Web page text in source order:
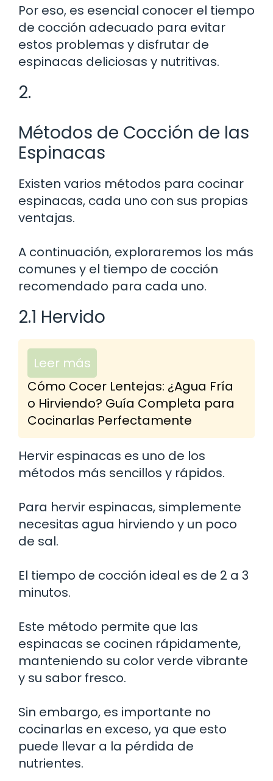
Por eso, es esencial conocer el tiempo
de cocción adecuado para evitar
estos problemas y disfrutar de
espinacas deliciosas y nutritivas.
2.
Métodos de Cocción de las
Espinacas
Existen varios métodos para cocinar
espinacas, cada uno con sus propias
ventajas.
A continuación, exploraremos los más
comunes y el tiempo de cocción
recomendado para cada uno.
2.1 Hervido
Leer más
Cómo Cocer Lentejas: ¿Agua Fría
o Hirviendo? Guía Completa para
Cocinarlas Perfectamente
Hervir espinacas es uno de los
métodos más sencillos y rápidos.
Para hervir espinacas, simplemente
necesitas agua hirviendo y un poco
de sal.
El tiempo de cocción ideal es de 2 a 3
minutos.
Este método permite que las
espinacas se cocinen rápidamente,
manteniendo su color verde vibrante
y su sabor fresco.
Sin embargo, es importante no
cocinarlas en exceso, ya que esto
puede llevar a la pérdida de
nutrientes.